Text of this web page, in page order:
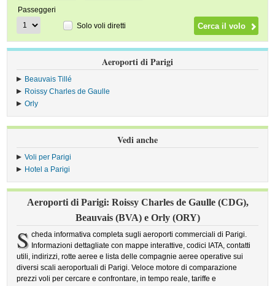
Passeggeri
Solo voli diretti
Aeroporti di Parigi
Beauvais Tillé
Roissy Charles de Gaulle
Orly
Vedi anche
Voli per Parigi
Hotel a Parigi
Aeroporti di Parigi: Roissy Charles de Gaulle (CDG),
Beauvais (BVA) e Orly (ORY)
S cheda informativa completa sugli aeroporti commerciali di Parigi.
Informazioni dettagliate con mappe interattive, codici IATA, contatti
utili, indirizzi, rotte aeree e lista delle compagnie aeree operative sui
diversi scali aeroportuali di Parigi. Veloce motore di comparazione
prezzi voli per cercare e confrontare, in tempo reale, tariffe e